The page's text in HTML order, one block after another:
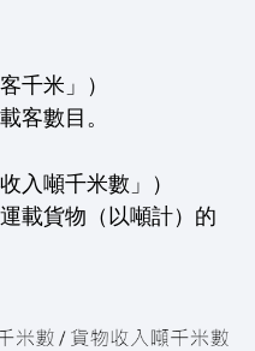
千米」）
客數目。
入噸千米數」）
載貨物（以噸計）的